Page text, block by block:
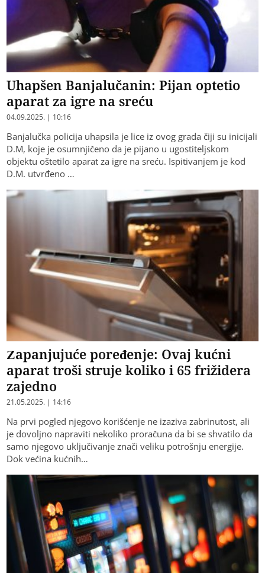
Uhapšen Banjalučanin: Pijan optetio
aparat za igre na sreću
04.09.2025. | 10:16
Banjalučka policija uhapsila je lice iz ovog grada čiji su inicijali
D.M, koje je osumnjičeno da je pijano u ugostiteljskom
objektu oštetilo aparat za igre na sreću. Ispitivanjem je kod
D.M. utvrđeno …
Zapanjujuće poređenje: Ovaj kućni
aparat troši struje koliko i 65 frižidera
zajedno
21.05.2025. | 14:16
Na prvi pogled njegovo korišćenje ne izaziva zabrinutost, ali
je dovoljno napraviti nekoliko proračuna da bi se shvatilo da
samo njegovo uključivanje znači veliku potrošnju energije.
Dok većina kućnih…